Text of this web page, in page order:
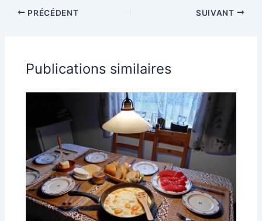
PRÉCÉDENT SUIVANT
Publications similaires